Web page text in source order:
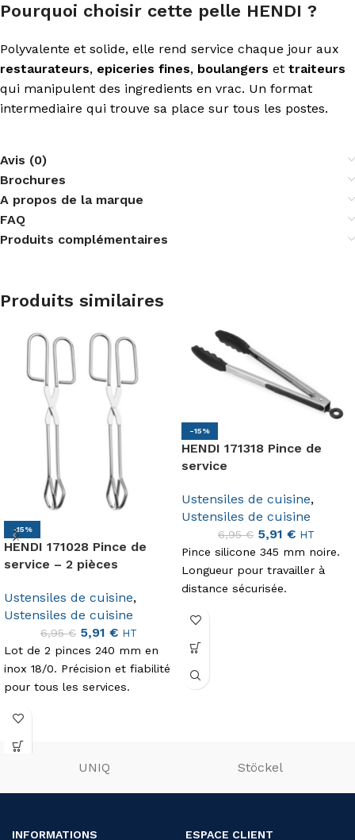
Pourquoi choisir cette pelle HENDI ?
Polyvalente et solide, elle rend service chaque jour aux
restaurateurs, epiceries fines, boulangers et traiteurs
qui manipulent des ingredients en vrac. Un format
intermediaire qui trouve sa place sur tous les postes.
Avis (0)
Brochures
A propos de la marque
FAQ
Produits complémentaires
Produits similaires
-15%
HENDI 171028 Pince de
service – 2 pièces
Ustensiles de cuisine,
Ustensiles de cuisine
6,95€ 5,91 € HT
Lot de 2 pinces 240 mm en
inox 18/0. Précision et fiabilité
pour tous les services.
-15%
HENDI 171318 Pince de
service
Ustensiles de cuisine,
Ustensiles de cuisine
6,95€ 5,91 € HT
Pince silicone 345 mm noire.
Longueur pour travailler à
distance sécurisée.
UNIQ Stöckel
INFORMATIONS ESPACE CLIENT